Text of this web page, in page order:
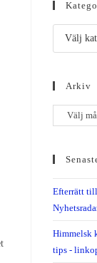
Arkiv
Efterrätt
enkla